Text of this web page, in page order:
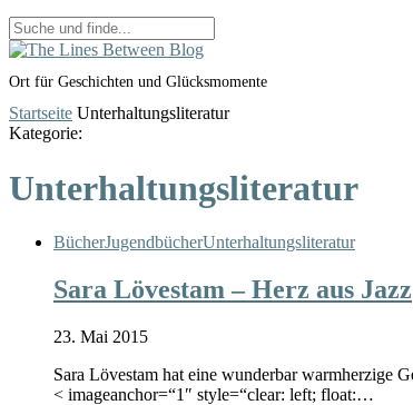
Ort für Geschichten und Glücksmomente
Startseite Unterhaltungsliteratur
Kategorie:
Unterhaltungsliteratur
BücherJugendbücherUnterhaltungsliteratur
Sara Lövestam – Herz aus Jazz
23. Mai 2015
Sara Lövestam hat eine wunderbar warmherzige
< imageanchor=“1″ style=“clear: left; float:…